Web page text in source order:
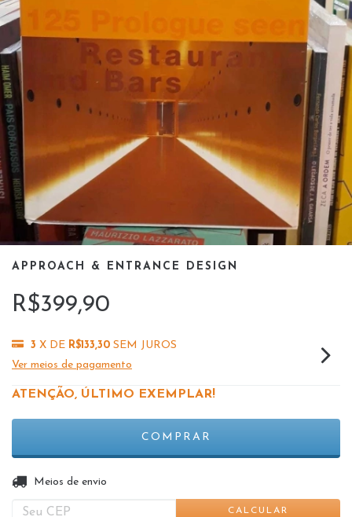
APPROACH & ENTRANCE DESIGN
R$399,90
3 X DE R$133,30 SEM JUROS
Ver meios de pagamento
ATENÇÃO, ÚLTIMO EXEMPLAR!
Entregas para o CEP:
Meios de envio
CALCULAR